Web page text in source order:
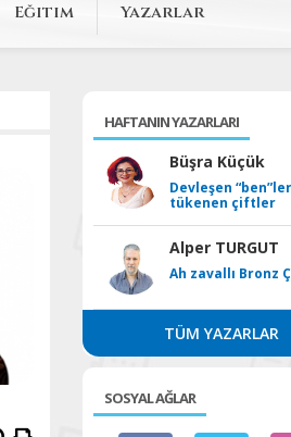
Eğitim Yazarlar
HAFTANIN YAZARLARI
Büşra Küçük
Devleşen
tükenen çiftler
Alper TURGUT
Ah zavallı Bronz
TÜM YAZARLAR
SOSYAL AĞLAR